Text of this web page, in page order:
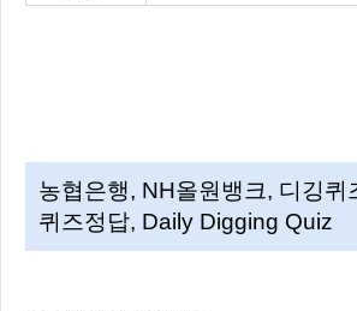
농협은행, NH올원뱅크, 디깅퀴
퀴즈정답, Daily Digging Quiz